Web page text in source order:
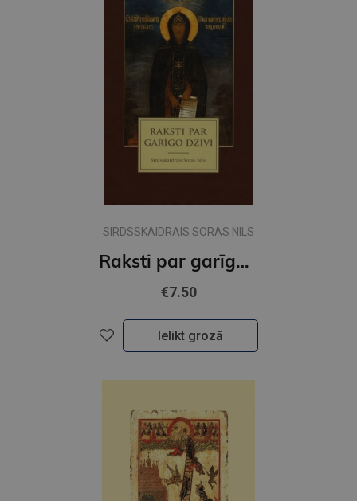
SIRDSSKAIDRAIS SORAS NILS
Raksti par garīgo dzīvi
€7.50
Ielikt grozā